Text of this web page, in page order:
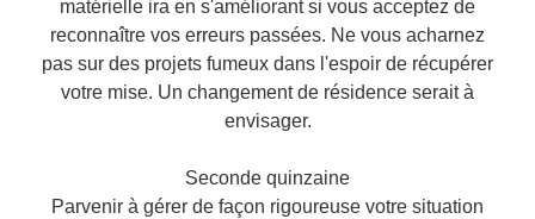
matérielle ira en s'améliorant si vous acceptez de
reconnaître vos erreurs passées. Ne vous acharnez
pas sur des projets fumeux dans l'espoir de récupérer
votre mise. Un changement de résidence serait à
envisager.
Seconde quinzaine
Parvenir à gérer de façon rigoureuse votre situation